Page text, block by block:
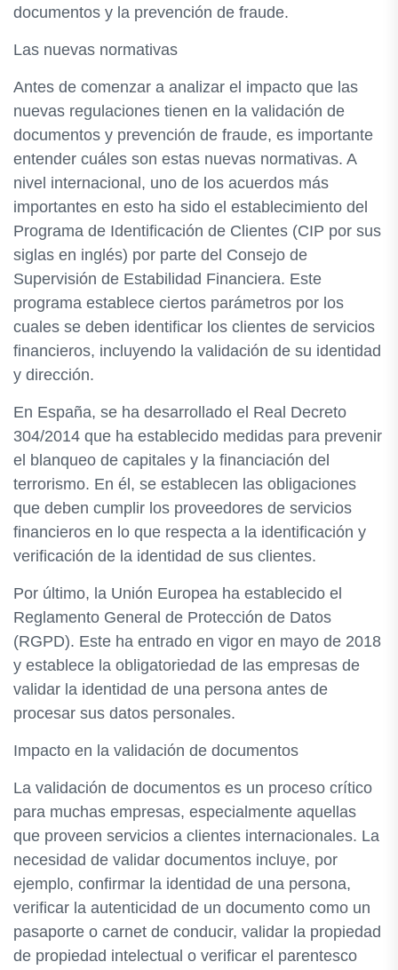
documentos y la prevención de fraude.
Las nuevas normativas
Antes de comenzar a analizar el impacto que las
nuevas regulaciones tienen en la validación de
documentos y prevención de fraude, es importante
entender cuáles son estas nuevas normativas. A
nivel internacional, uno de los acuerdos más
importantes en esto ha sido el establecimiento del
Programa de Identificación de Clientes (CIP por sus
siglas en inglés) por parte del Consejo de
Supervisión de Estabilidad Financiera. Este
programa establece ciertos parámetros por los
cuales se deben identificar los clientes de servicios
financieros, incluyendo la validación de su identidad
y dirección.
En España, se ha desarrollado el Real Decreto
304/2014 que ha establecido medidas para prevenir
el blanqueo de capitales y la financiación del
terrorismo. En él, se establecen las obligaciones
que deben cumplir los proveedores de servicios
financieros en lo que respecta a la identificación y
verificación de la identidad de sus clientes.
Por último, la Unión Europea ha establecido el
Reglamento General de Protección de Datos
(RGPD). Este ha entrado en vigor en mayo de 2018
y establece la obligatoriedad de las empresas de
validar la identidad de una persona antes de
procesar sus datos personales.
Impacto en la validación de documentos
La validación de documentos es un proceso crítico
para muchas empresas, especialmente aquellas
que proveen servicios a clientes internacionales. La
necesidad de validar documentos incluye, por
ejemplo, confirmar la identidad de una persona,
verificar la autenticidad de un documento como un
pasaporte o carnet de conducir, validar la propiedad
de propiedad intelectual o verificar el parentesco